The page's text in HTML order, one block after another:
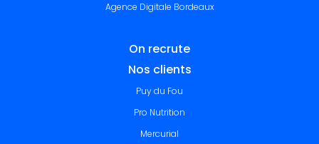
Agence Digitale Bordeaux
On recrute
Nos clients
Puy du Fou
Pro Nutrition
Mercurial